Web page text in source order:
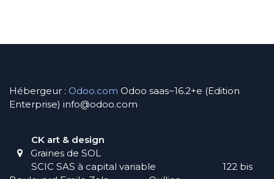
Hébergeur : Odoo.com Odoo saas~16.2+e (Edition
Enterprise) info@odoo.com
CK art & design
Graines de SOL
SCIC SAS à capital variable
​122 bis